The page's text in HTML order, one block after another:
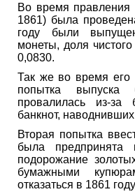
Во время правления
1861) была
году были
монеты, доля
0,0830.
Так же во время его
попытка
провалилась из-
банкнот, наводнивших
Вторая попытка
была
подорожание
бумажными
отказаться в 1861